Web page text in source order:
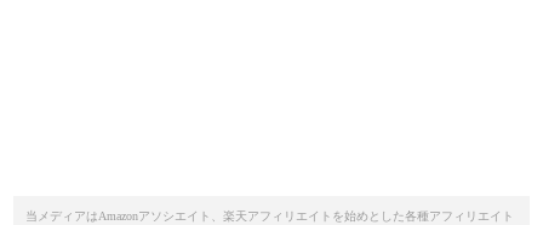
当メディアはAmazonアソシエイト、楽天アフィリエイトを始めとした各種アフィリエイト